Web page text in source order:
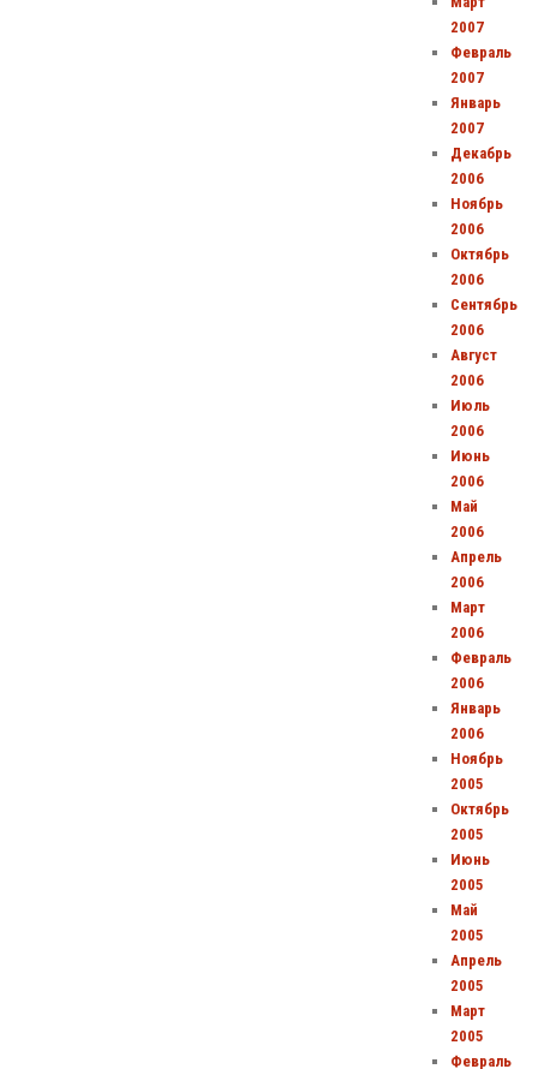
2007
Февраль
2007
Январь
2007
Декабрь
2006
Ноябрь
2006
Октябрь
2006
Сентябрь
2006
Август
2006
Июль
2006
Июнь
2006
Май
2006
Апрель
2006
Март
2006
Февраль
2006
Январь
2006
Ноябрь
2005
Октябрь
2005
Июнь
2005
Май
2005
Апрель
2005
Март
2005
Февраль